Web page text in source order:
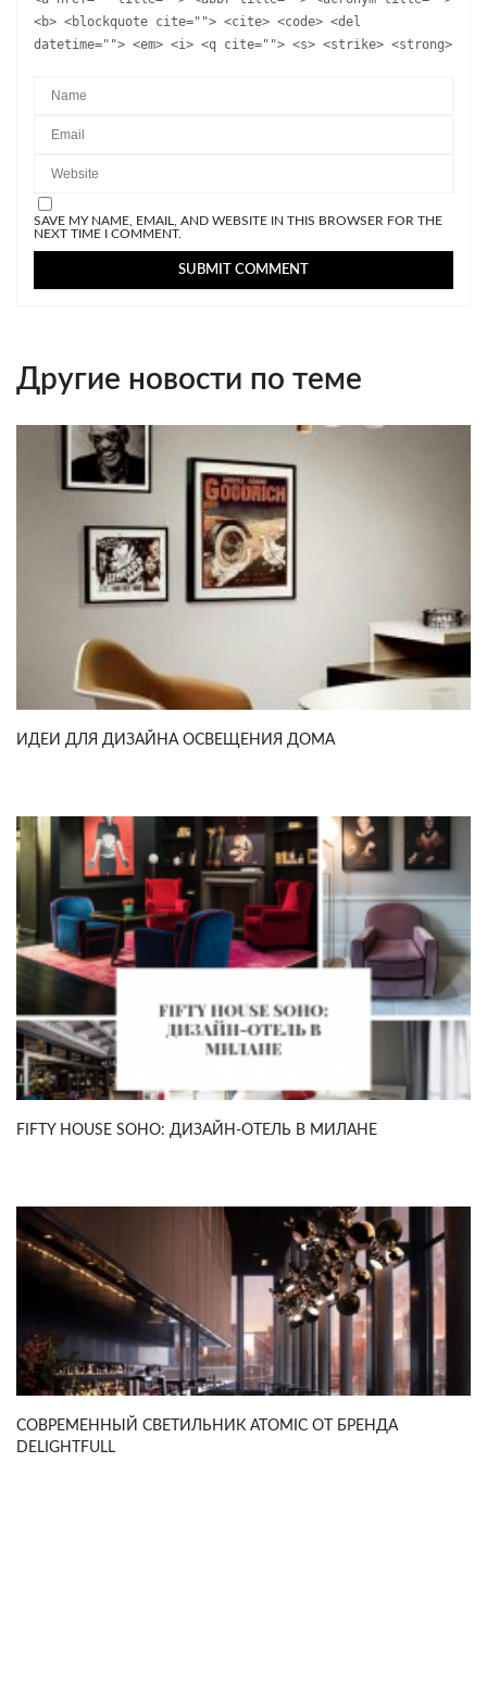
<b> <blockquote cite=""> <cite> <code> <del
datetime=""> <em> <i> <q cite=""> <s> <strike> <strong>
SAVE MY NAME, EMAIL, AND WEBSITE IN THIS BROWSER FOR THE
NEXT TIME I COMMENT.
Другие новости по теме
ИДЕИ ДЛЯ ДИЗАЙНА ОСВЕЩЕНИЯ ДОМА
FIFTY HOUSE SOHO: ДИЗАЙН-ОТЕЛЬ В МИЛАНЕ
СОВРЕМЕННЫЙ СВЕТИЛЬНИК ATOMIC ОТ БРЕНДА
DELIGHTFULL